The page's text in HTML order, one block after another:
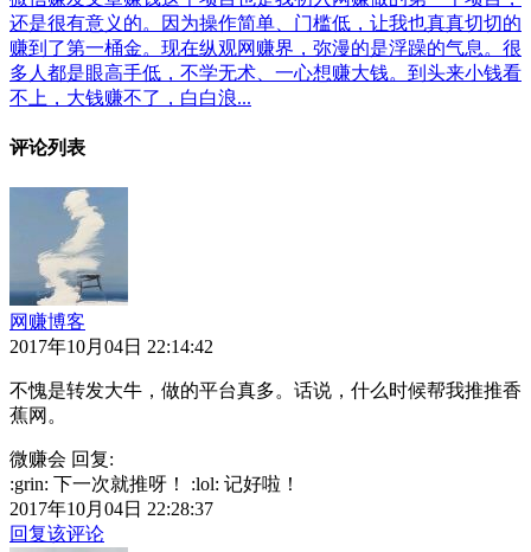
还是很有意义的。因为操作简单、门槛低，让我也真真切切的
赚到了第一桶金。现在纵观网赚界，弥漫的是浮躁的气息。很
多人都是眼高手低，不学无术、一心想赚大钱。到头来小钱看
不上，大钱赚不了，白白浪...
评论列表
网赚博客
2017年10月04日 22:14:42
不愧是转发大牛，做的平台真多。话说，什么时候帮我推推香
蕉网。
微赚会 回复:
:grin: 下一次就推呀！ :lol: 记好啦！
2017年10月04日 22:28:37
回复该评论